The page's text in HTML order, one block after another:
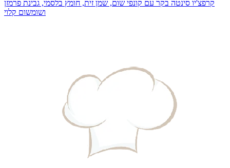
קרפצ'יו סינטה בקר עם קונפי שום, שמן זית, חומץ בלסמי, גבינת פרמזן
ושומשום קלוי